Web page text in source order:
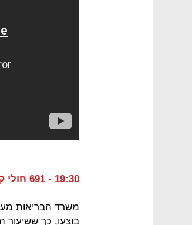
19:30 - 691 חולי קורונה אובחנו מאז חצות, שיעור הבדיקות החיוביות - 4.8%